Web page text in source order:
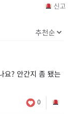
신고
요? 안간지 좀 됐는
0